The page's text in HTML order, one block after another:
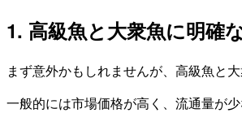
1. 高級魚と大衆魚に明確
まず意外かもしれませんが、高級魚と
一般的には市場価格が高く、流通量が